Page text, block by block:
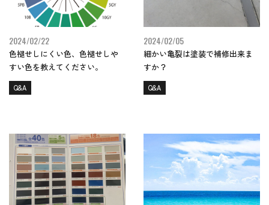
2024/02/22
色褪せしにくい色、色褪せしや
すい色を教えてください。
Q&A
2024/02/05
細かい亀裂は塗装で補修出来ま
すか？
Q&A